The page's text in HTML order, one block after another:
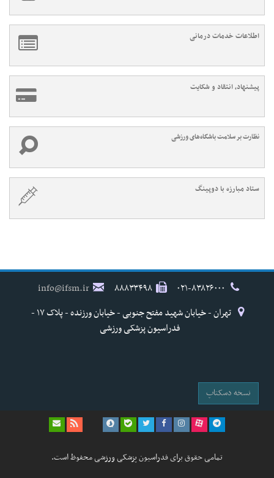
اطلاعات خدمات درمانی
پیشنهاد، انتقاد و شکایت
نظارت بر سلامت باشگاه‌های ورزشی
ستاد مبارزه با دوپینگ
۸۸۸۳۳۴۹۸
info@ifsm.ir
تهران - خیابان شهید مفتح جنوبی - خیابان ورزنده - پلاک ۱۷ -
فدراسیون پزشکی ورزشی
نسخه دسکتاپ
تمامی حقوق برای فدراسیون پزشکی ورزشی محفوظ است.